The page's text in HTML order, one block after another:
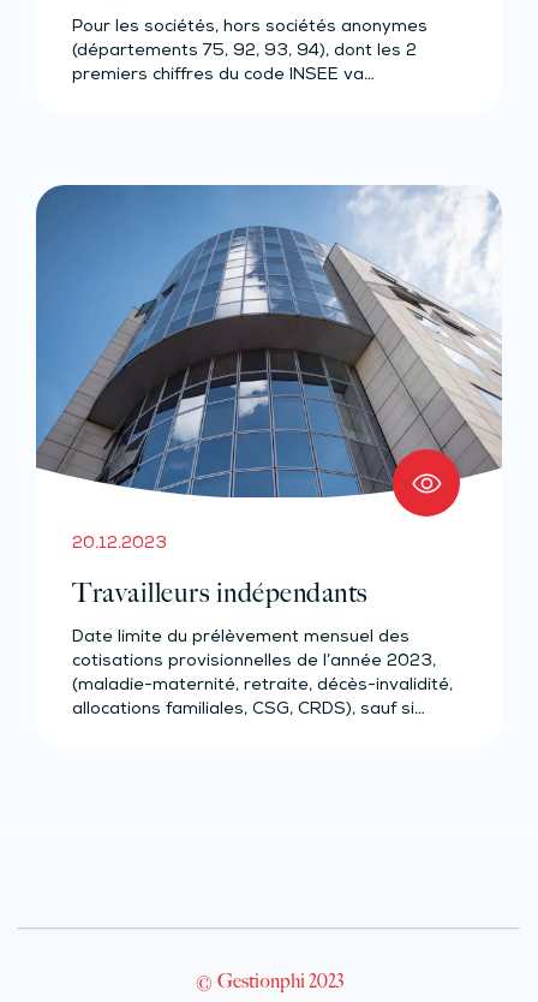
Pour les sociétés, hors sociétés anonymes
(départements 75, 92, 93, 94), dont les 2
premiers chiffres du code INSEE va…
20.12.2023
Travailleurs indépendants
Date limite du prélèvement mensuel des
cotisations provisionnelles de l’année 2023,
(maladie-maternité, retraite, décès-invalidité,
allocations familiales, CSG, CRDS), sauf si…
© Gestionphi 2023